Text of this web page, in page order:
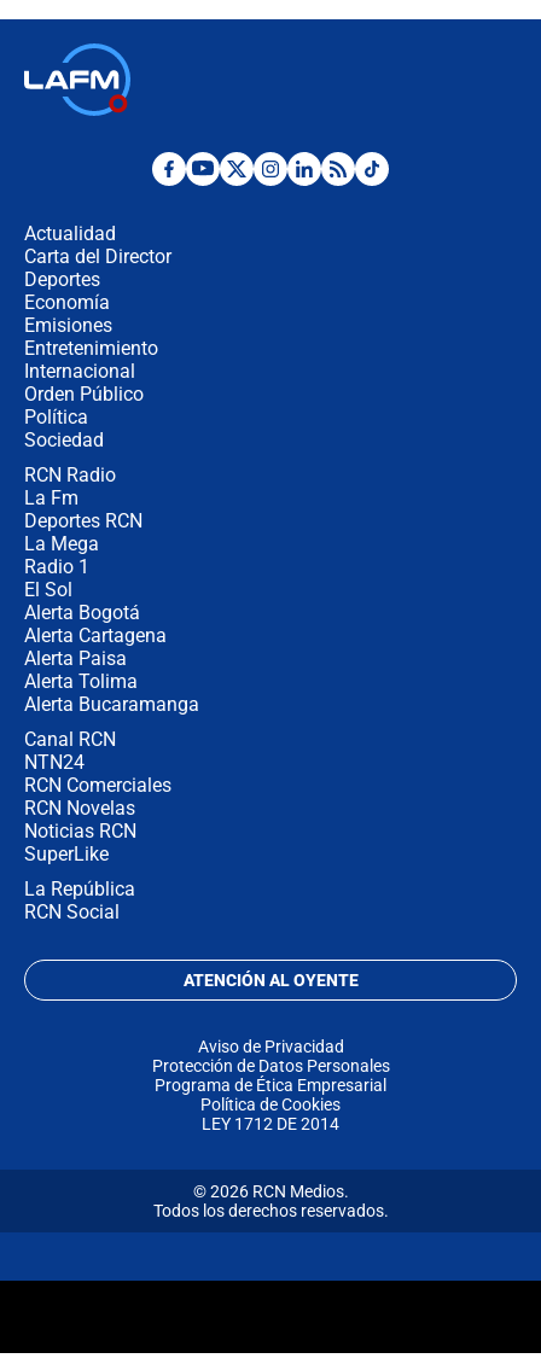
¿Por qué De la Espriella gobernará
Actualidad
Carta del Director
Deportes
Economía
Emisiones
Entretenimiento
Internacional
Orden Público
Política
Sociedad
RCN Radio
La Fm
Deportes RCN
La Mega
Radio 1
El Sol
Alerta Bogotá
Alerta Cartagena
Alerta Paisa
Alerta Tolima
Alerta Bucaramanga
Canal RCN
NTN24
RCN Comerciales
RCN Novelas
Noticias RCN
SuperLike
La República
RCN Social
ATENCIÓN AL OYENTE
Aviso de Privacidad
Protección de Datos Personales
Programa de Ética Empresarial
Política de Cookies
LEY 1712 DE 2014
© 2026 RCN Medios.
Todos los derechos reservados.